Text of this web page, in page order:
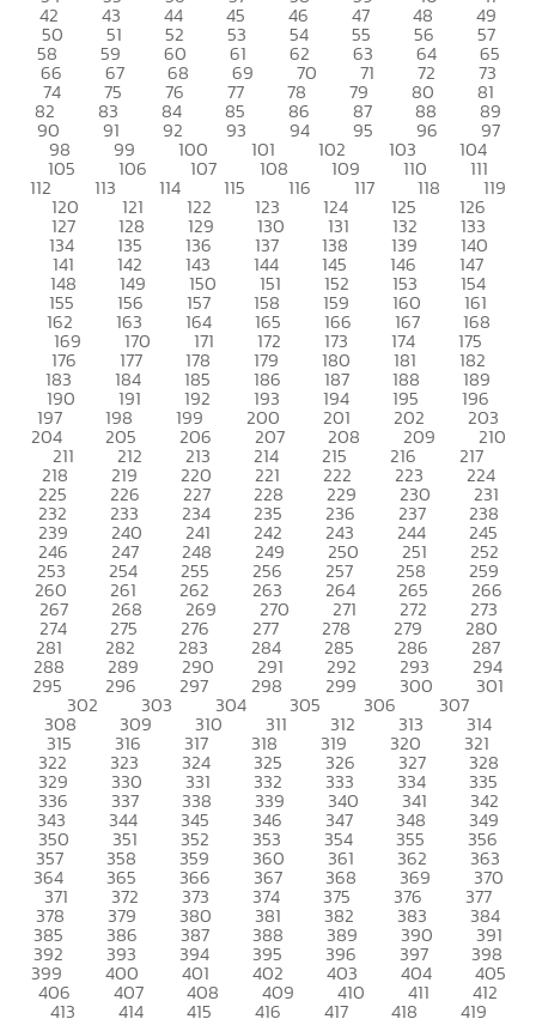
42 43 44 45 46 47 48 49
50 51 52 53 54 55 56 57
58 59 60 61 62 63 64 65
66 67 68 69 70 71 72 73
74 75 76 77 78 79 80 81
82 83 84 85 86 87 88 89
90 91 92 93 94 95 96 97
98 99 100 101 102 103 104
105 106 107 108 109 110 111
112 113 114 115 116 117 118 119
120 121 122 123 124 125 126
127 128 129 130 131 132 133
134 135 136 137 138 139 140
141 142 143 144 145 146 147
148 149 150 151 152 153 154
155 156 157 158 159 160 161
162 163 164 165 166 167 168
169 170 171 172 173 174 175
176 177 178 179 180 181 182
183 184 185 186 187 188 189
190 191 192 193 194 195 196
197 198 199 200 201 202 203
204 205 206 207 208 209 210
211 212 213 214 215 216 217
218 219 220 221 222 223 224
225 226 227 228 229 230 231
232 233 234 235 236 237 238
239 240 241 242 243 244 245
246 247 248 249 250 251 252
253 254 255 256 257 258 259
260 261 262 263 264 265 266
267 268 269 270 271 272 273
274 275 276 277 278 279 280
281 282 283 284 285 286 287
288 289 290 291 292 293 294
295 296 297 298 299 300 301
302 303 304 305 306 307
308 309 310 311 312 313 314
315 316 317 318 319 320 321
322 323 324 325 326 327 328
329 330 331 332 333 334 335
336 337 338 339 340 341 342
343 344 345 346 347 348 349
350 351 352 353 354 355 356
357 358 359 360 361 362 363
364 365 366 367 368 369 370
371 372 373 374 375 376 377
378 379 380 381 382 383 384
385 386 387 388 389 390 391
392 393 394 395 396 397 398
399 400 401 402 403 404 405
406 407 408 409 410 411 412
413 414 415 416 417 418 419